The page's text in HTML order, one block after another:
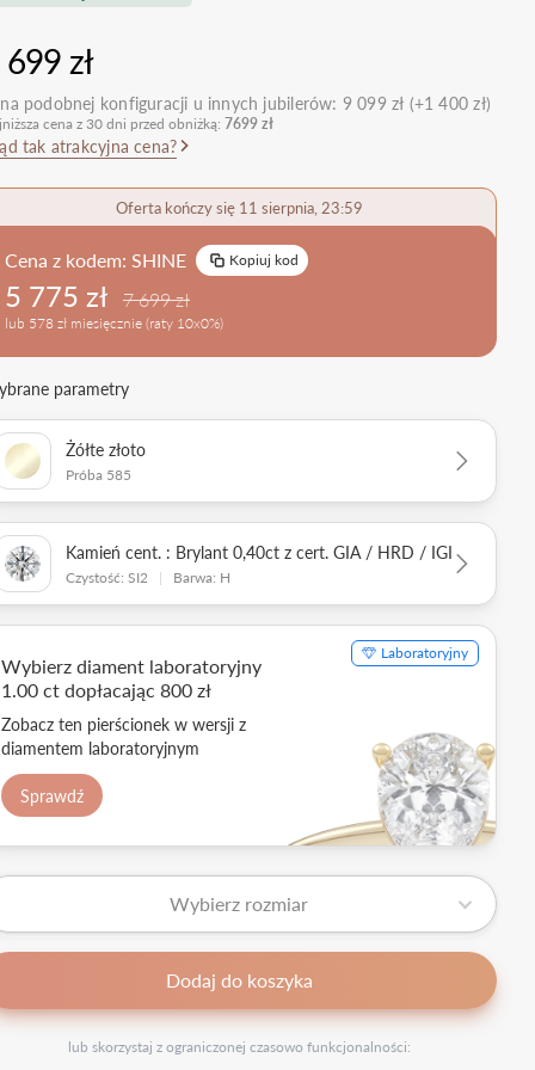
klasyczne
obrączkowe
dostawki
Zobacz wszystkie >
Obrączki Ślubne
Sprawdź bestsellery
Zobacz trendy
zł
podobnej konfiguracji u innych jubilerów: 9 099 zł (+1 400 zł)
cena z 30 dni przed obniżką: 7699 zł
tak atrakcyjna cena?
Oferta kończy się 11 sierpnia, 23:59
Cena z kodem: SHINE Kopiuj kod
5 775 zł 7 699 zł
lub 578 zł miesięcznie (raty 10x0%)
parametry
Żółte złoto
Próba 585
Kamień cent. : Brylant 0,40ct z cert. GIA / HRD / IGI
Czystość: SI2 | Barwa: H
Laboratoryjny
Wybierz diament laboratoryjny
1.00 ct dopłacając 800 zł
Zobacz ten pierścionek w wersji z
diamentem laboratoryjnym
Sprawdź
Wybierz rozmiar
Dodaj do koszyka
lub skorzystaj z ograniczonej czasowo funkcjonalności: